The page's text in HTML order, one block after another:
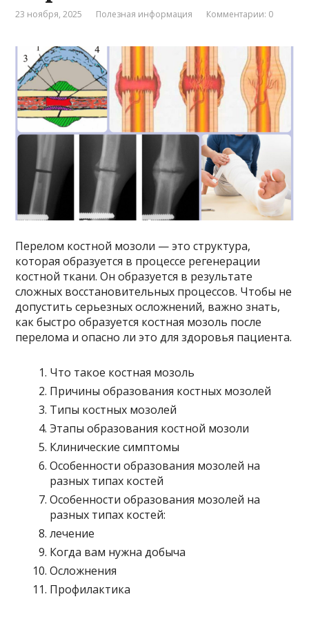
23 ноября, 2025 Полезная информация Комментарии: 0
Перелом костной мозоли — это структура,
которая образуется в процессе регенерации
костной ткани. Он образуется в результате
сложных восстановительных процессов. Чтобы не
допустить серьезных осложнений, важно знать,
как быстро образуется костная мозоль после
перелома и опасно ли это для здоровья пациента.
Что такое костная мозоль
Причины образования костных мозолей
Типы костных мозолей
Этапы образования костной мозоли
Клинические симптомы
Особенности образования мозолей на
разных типах костей
Особенности образования мозолей на
разных типах костей:
лечение
Когда вам нужна добыча
Осложнения
Профилактика